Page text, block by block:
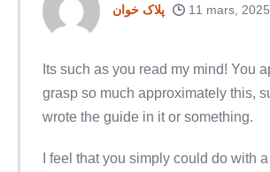
پلاک خوان 11 mars, 2025
Its such as you read my mind! You
grasp so much approximately this,
wrote the guide in it or something.
I feel that you simply could do with